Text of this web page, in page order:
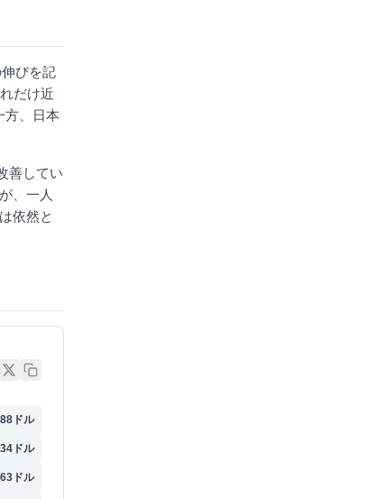
びを記
だけ近
方、日本
善してい
、一人
依然と
ドル
ドル
ドル